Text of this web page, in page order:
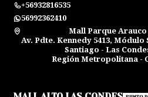
+56932816535
56992362410
Mall Parque Arauco
Av. Pdte. Kennedy 5413, Módulo
Santiago - Las
Región Metropolitana -